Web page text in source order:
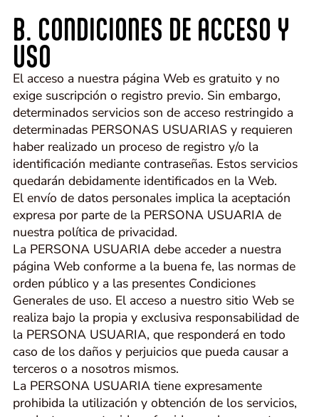
B. CONDICIONES DE ACCESO Y
USO
El acceso a nuestra página Web es gratuito y no
exige suscripción o registro previo. Sin embargo,
determinados servicios son de acceso restringido a
determinadas PERSONAS USUARIAS y requieren
haber realizado un proceso de registro y/o la
identificación mediante contraseñas. Estos servicios
quedarán debidamente identificados en la Web.
El envío de datos personales implica la aceptación
expresa por parte de la PERSONA USUARIA de
nuestra política de privacidad.
La PERSONA USUARIA debe acceder a nuestra
página Web conforme a la buena fe, las normas de
orden público y a las presentes Condiciones
Generales de uso. El acceso a nuestro sitio Web se
realiza bajo la propia y exclusiva responsabilidad de
la PERSONA USUARIA, que responderá en todo
caso de los daños y perjuicios que pueda causar a
terceros o a nosotros mismos.
La PERSONA USUARIA tiene expresamente
prohibida la utilización y obtención de los servicios,